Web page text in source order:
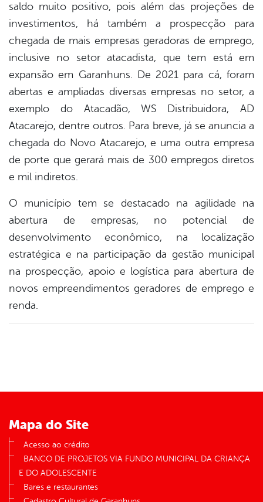
saldo muito positivo, pois além das projeções de
investimentos, há também a prospecção para
chegada de mais empresas geradoras de emprego,
inclusive no setor atacadista, que tem está em
expansão em Garanhuns. De 2021 para cá, foram
abertas e ampliadas diversas empresas no setor, a
exemplo do Atacadão, WS Distribuidora, AD
Atacarejo, dentre outros. Para breve, já se anuncia a
chegada do Novo Atacarejo, e uma outra empresa
de porte que gerará mais de 300 empregos diretos
e mil indiretos.
O município tem se destacado na agilidade na
abertura de empresas, no potencial de
desenvolvimento econômico, na localização
estratégica e na participação da gestão municipal
na prospecção, apoio e logística para abertura de
novos empreendimentos geradores de emprego e
renda.
Mapa do Site
Acesso ao crédito
BANCO DE PROJETOS VIA FUNDO MUNICIPAL DA CRIANÇA
E DO ADOLESCENTE
Bares e restaurantes